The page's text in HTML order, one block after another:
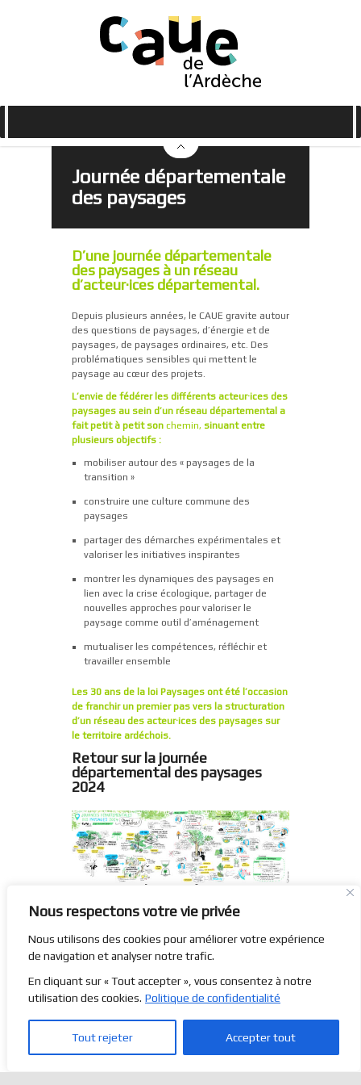
Nous respectons votre vie privée
Nous utilisons des cookies pour améliorer votre expérience
de navigation et analyser notre trafic.
En cliquant sur « Tout accepter », vous consentez à notre
utilisation des cookies. Politique de confidentialité
Tout rejeter Accepter tout
CONTACT CRÉDITS
Journée départementale
des paysages
D’une journée départementale
des paysages à un réseau
d’acteur·ices départemental.
Depuis plusieurs années, le CAUE gravite autour
des questions de paysages, d’énergie et de
paysages, de paysages ordinaires, etc. Des
problématiques sensibles qui mettent le
paysage au cœur des projets.
L’envie de fédérer les différents acteur·ices des
paysages au sein d’un réseau départemental a
fait petit à petit son chemin, sinuant entre
plusieurs objectifs :
mobiliser autour des « paysages de la
transition »
construire une culture commune des
paysages
partager des démarches expérimentales et
valoriser les initiatives inspirantes
montrer les dynamiques des paysages en
lien avec la crise écologique, partager de
nouvelles approches pour valoriser le
paysage comme outil d’aménagement
mutualiser les compétences, réfléchir et
travailler ensemble
Les 30 ans de la loi Paysages ont été l’occasion
de franchir un premier pas vers la structuration
d’un réseau des acteur·ices des paysages sur
le territoire ardéchois.
Retour sur la journée
départemental des paysages
2024
Retour sur la journée
départemental des paysages
2023